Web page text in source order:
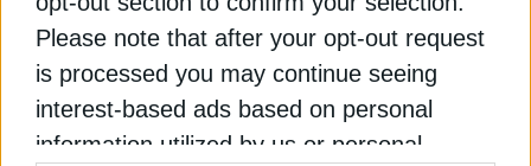
Please note that after your opt-out request
is processed you may continue seeing
interest-based ads based on personal
information utilized by us or personal
ρεύμα. Τα ψυγεία και οι καταψύκτες πρέπει να
μένουν κλειστά ώστε να διατηρούνται τα τρόφιμα
όσο το δυνατόν περισσότερο.
Διαβάστε ακόμη